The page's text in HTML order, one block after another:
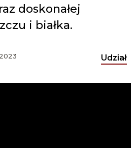
Udział
doskonałej
i białka.